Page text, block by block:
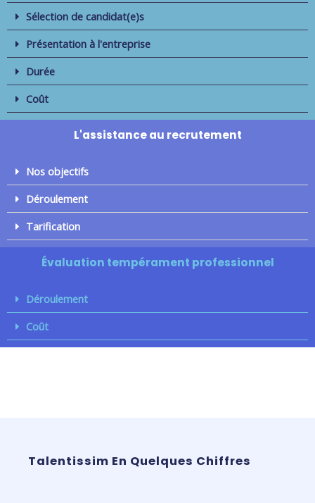
Sélection de candidat(e)s
Présentation à l'entreprise
Durée
Coût
L'assistance au recrutement
Nos objectifs
Déroulement
Tarification
Évaluation tempérament professionnel
Déroulement
Coût
Talentissim En Quelques Chiffres